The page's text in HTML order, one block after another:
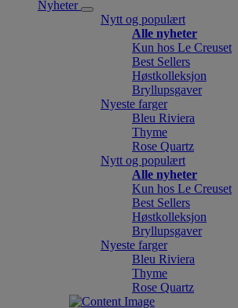
Nyheter
Nytt og populært
Alle nyheter
Kun hos Le Creuset
Best Sellers
Høstkolleksjon
Bryllupsgaver
Nyeste farger
Bleu Riviera
Thyme
Rose Quartz
Nytt og populært
Alle nyheter
Kun hos Le Creuset
Best Sellers
Høstkolleksjon
Bryllupsgaver
Nyeste farger
Bleu Riviera
Thyme
Rose Quartz